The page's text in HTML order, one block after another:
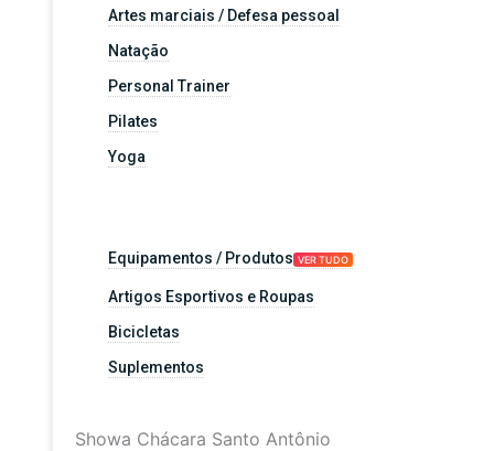
Artes marciais / Defesa pessoal
Natação
Personal Trainer
Pilates
Yoga
Equipamentos / Produtos VER TUDO
Artigos Esportivos e Roupas
Bicicletas
Suplementos
Showa Chácara Santo Antônio